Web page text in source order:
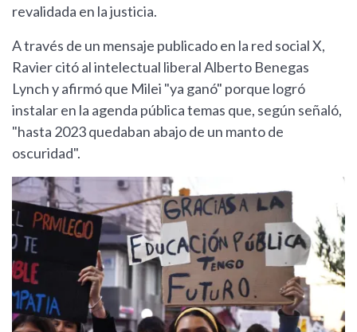
revalidada en la justicia.
A través de un mensaje publicado en la red social X,
Ravier citó al intelectual liberal Alberto Benegas
Lynch y afirmó que Milei "ya ganó" porque logró
instalar en la agenda pública temas que, según señaló,
"hasta 2023 quedaban abajo de un manto de
oscuridad".